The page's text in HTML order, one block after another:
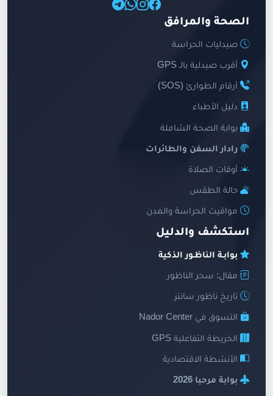
الصحة والمرافق
صيدليات الحراسة
أقرب صيدلية بالـ GPS
أرقام الطوارئ (SOS)
دليل الأطباء
بوابة الصحة الشاملة
رادار السفن والطائرات
أوقات الصلاة
حالة الطقس
مواقيت الحراسة والمدن
استكشف والدليل
بوابـة الناظـور الذكية
مقال: سحر الناظور
تاريخ ناظور سانتر
التسوق في Nador Center
الخريطة التفاعلية GPS
الأنشطة الاقتصادية
بوابة مرحبا 2026